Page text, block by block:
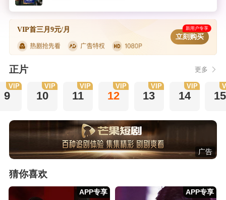
VIP首三月9元/月 新用户专享
立刻购买
正片 更多
9
VIP
10
VIP
11
VIP
12
VIP
13
VIP
14
VIP
15
广告
猜你喜欢
APP专享 APP专享